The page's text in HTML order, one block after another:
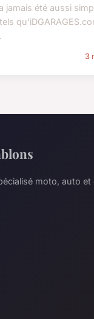
jamais été aussi
3
moto, auto et